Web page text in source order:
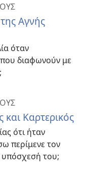
Αγνής
όταν
που διαφωνούν με
Καρτερικός
ότι ήταν
περίμενε τον
υπόσχεσή του;